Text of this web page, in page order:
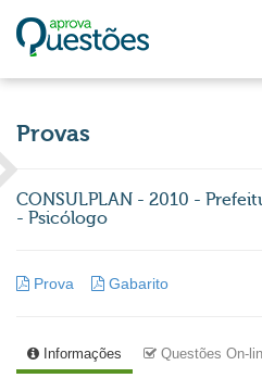
Provas
CONSULPLAN - 2010 -
- Psicólogo
Prova Gabarito
Informações Questões On-